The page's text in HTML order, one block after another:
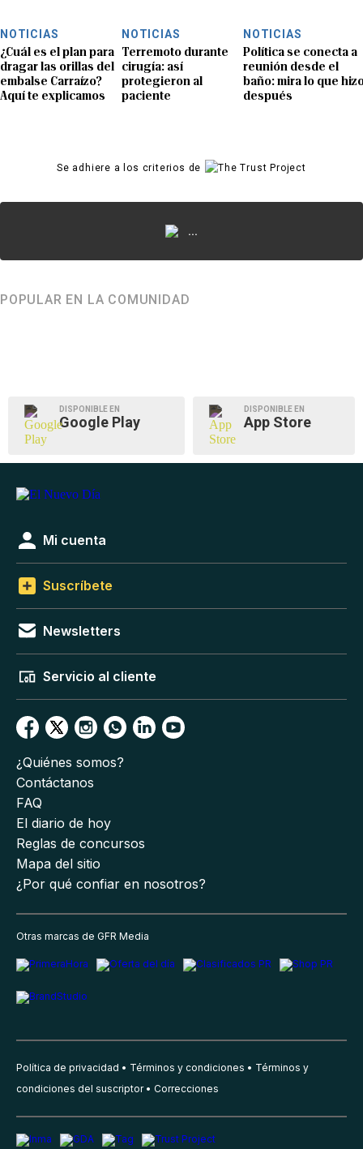
NOTICIAS
¿Cuál es el plan para
dragar las orillas del
embalse Carraízo?
Aquí te explicamos
NOTICIAS
Terremoto durante
cirugía: así
protegieron al
paciente
NOTICIAS
Política se conecta a
reunión desde el
baño: mira lo que
después
Se adhiere a los criterios de
...
POPULAR EN LA COMUNIDAD
DISPONIBLE EN
Google Play
DISPONIBLE EN
App Store
Mi cuenta
Suscríbete
Newsletters
Servicio al cliente
¿Quiénes somos?
Contáctanos
FAQ
El diario de hoy
Reglas de concursos
Mapa del sitio
¿Por qué confiar en nosotros?
Otras marcas de GFR Media
Política de privacidad Términos y condiciones
Términos y
condiciones del suscriptor
Correcciones